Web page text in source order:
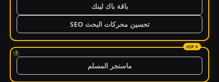
باقة باك لينك
تحسين محركات البحث SEO
!
ماسنجر المسلم